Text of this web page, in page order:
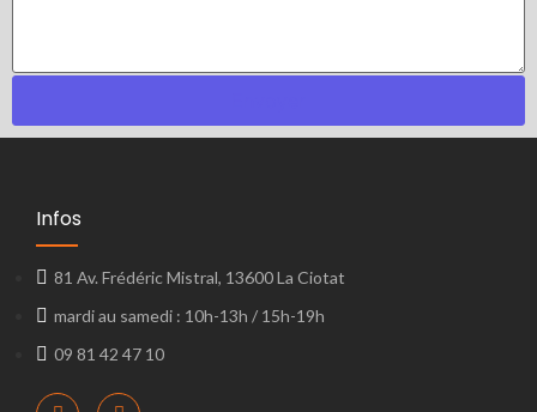
Infos
81 Av. Frédéric Mistral, 13600 La Ciotat
mardi au samedi : 10h-13h / 15h-19h
09 81 42 47 10